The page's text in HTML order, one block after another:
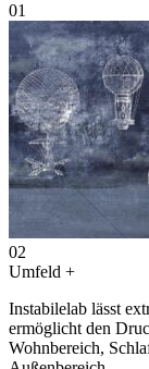
01
02
Umfeld +
Instabilelab lässt
ermöglicht den
Wohnbereich,